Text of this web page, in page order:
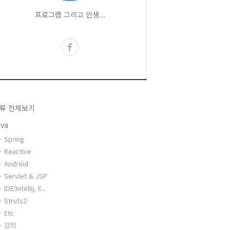
프로그램 그리고 인생...
전체보기
Spring
Reactive
Android
Servlet & JSP
IDE(Intellij, E..
Struts2
Etc
강의